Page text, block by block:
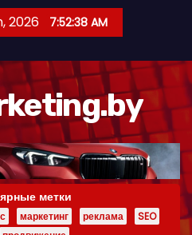
2026 7:52:38 AM
метки
маркетинг реклама
SEO